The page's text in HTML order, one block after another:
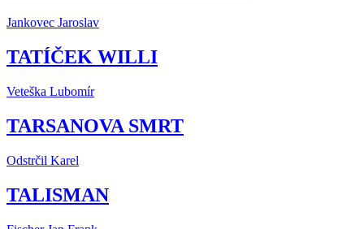
Jankovec Jaroslav
TATÍČEK WILLI
Veteška Lubomír
TARSANOVA SMRT
Odstrčil Karel
TALISMAN